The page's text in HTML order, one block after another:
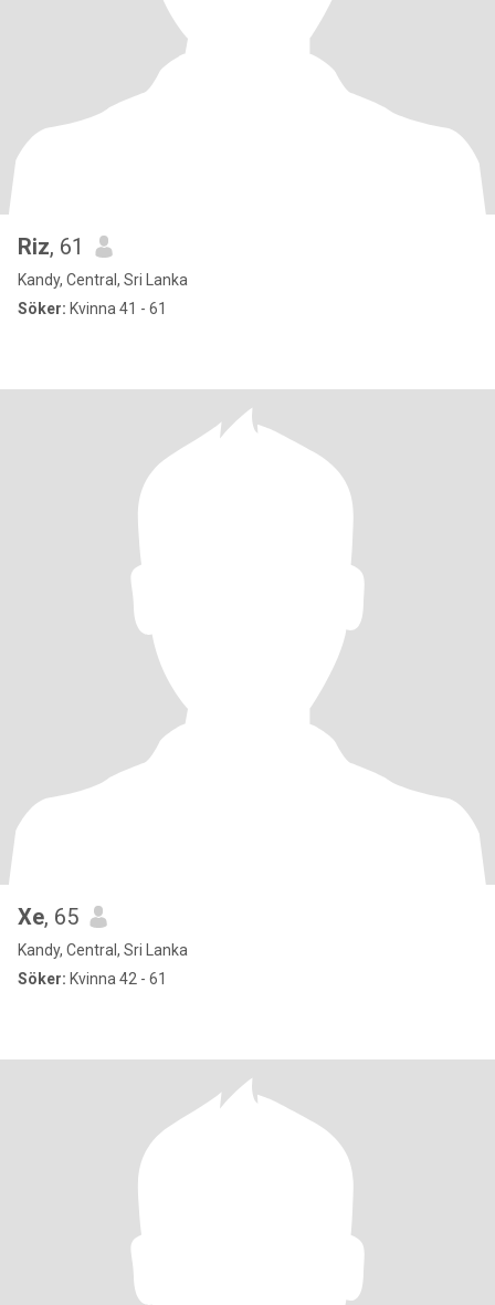
Riz, 61
Kandy, Central, Sri Lanka
Söker: Kvinna 41 - 61
Xe, 65
Kandy, Central, Sri Lanka
Söker: Kvinna 42 - 61